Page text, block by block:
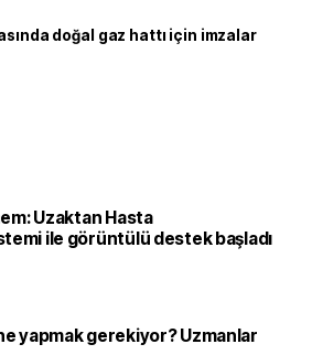
doğal gaz hattı için imzalar
Uzaktan Hasta
ile görüntülü destek başladı
yapmak gerekiyor? Uzmanlar